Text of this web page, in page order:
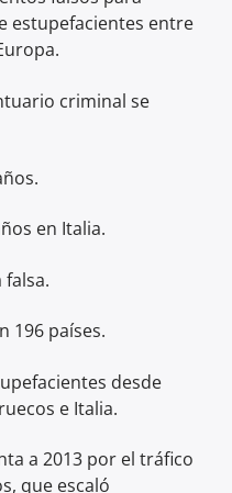
estupefacientes entre
criminal se
en Italia.
196 países.
desde
e Italia.
a 2013 por el tráfico
que escaló